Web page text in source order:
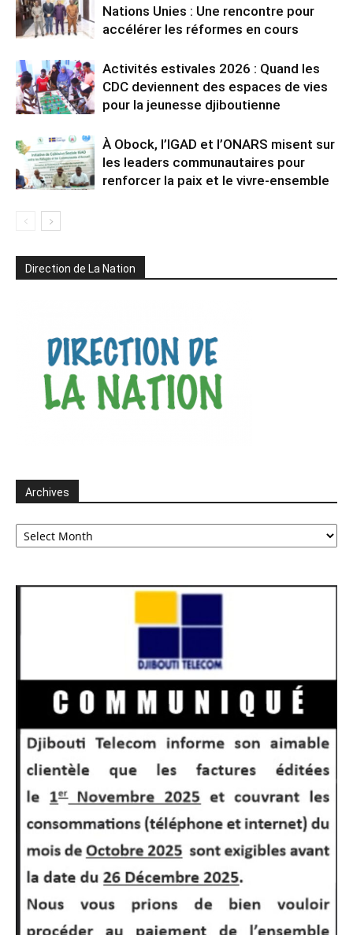
Nations Unies : Une rencontre pour
accélérer les réformes en cours
Activités estivales 2026 : Quand les
CDC deviennent des espaces de vies
pour la jeunesse djiboutienne
À Obock, l’IGAD et l’ONARS misent sur
les leaders communautaires pour
renforcer la paix et le vivre-ensemble
Direction de La Nation
Archives
Archives